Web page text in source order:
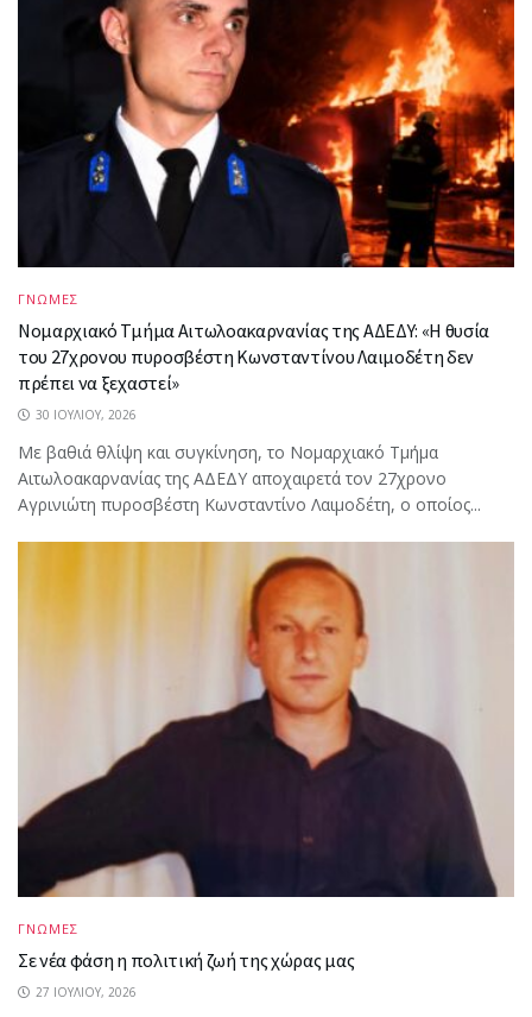
ΓΝΩΜΕΣ
Νομαρχιακό Τμήμα Αιτωλοακαρνανίας της ΑΔΕΔΥ: «Η θυσία
του 27χρονου πυροσβέστη Κωνσταντίνου Λαιμοδέτη δεν
πρέπει να ξεχαστεί»
30 ΙΟΥΛΊΟΥ, 2026
Με βαθιά θλίψη και συγκίνηση, το Νομαρχιακό Τμήμα
Αιτωλοακαρνανίας της ΑΔΕΔΥ αποχαιρετά τον 27χρονο
Αγρινιώτη πυροσβέστη Κωνσταντίνο Λαιμοδέτη, ο οποίος...
ΓΝΩΜΕΣ
Σε νέα φάση η πολιτική ζωή της χώρας μας
27 ΙΟΥΛΊΟΥ, 2026